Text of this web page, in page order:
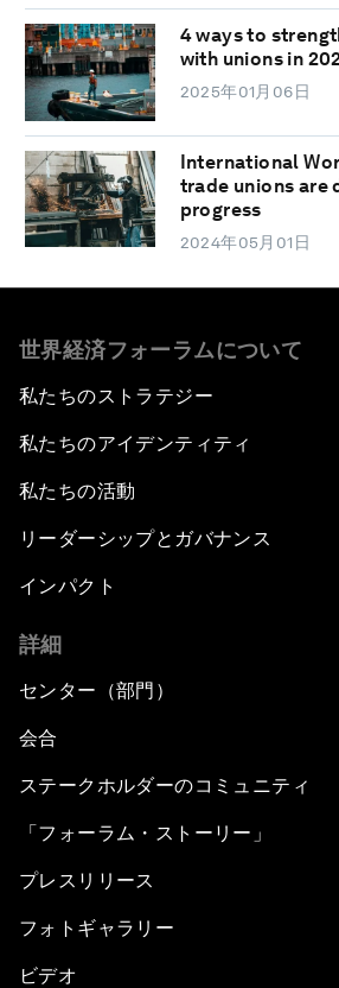
4 ways to
with unions in
2025年01月06日
International
trade unions are
progress
2024年05月01日
世界経済フォーラムについて
私たちのストラテジー
私たちのアイデンティティ
私たちの活動
リーダーシップとガバナンス
インパクト
詳細
センター（部門）
会合
ステークホルダーのコミュニティ
「フォーラム・ストーリー」
プレスリリース
フォトギャラリー
ビデオ